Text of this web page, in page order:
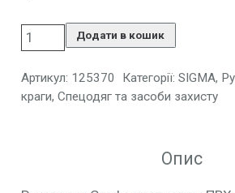
Додати в кошик
Артикул: 125370 Категорії: SIGMA,
краги, Спецодяг та засоби захисту
Опис